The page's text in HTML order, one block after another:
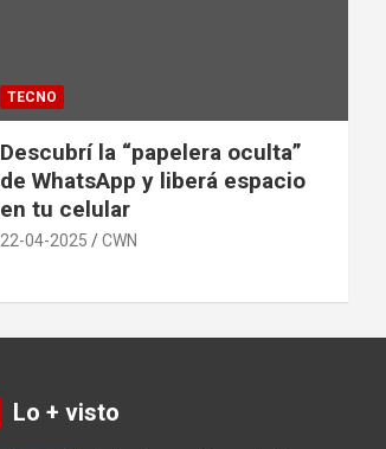
TECNO
Descubrí la “papelera oculta”
de WhatsApp y liberá espacio
en tu celular
22-04-2025 CWN
Lo + visto